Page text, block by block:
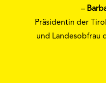
–
Präsidentin der
und Landesobfrau